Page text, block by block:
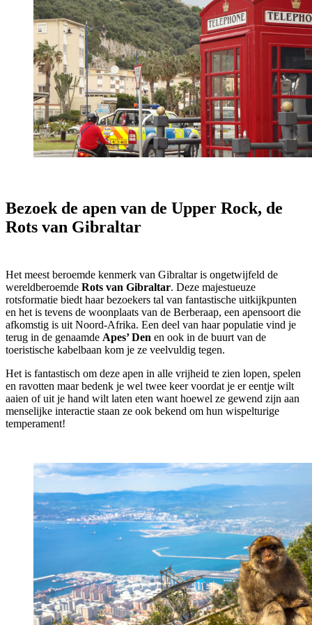
Bezoek de apen van de Upper Rock, de
Rots van Gibraltar
Het meest beroemde kenmerk van Gibraltar is ongetwijfeld de
wereldberoemde Rots van Gibraltar. Deze majestueuze
rotsformatie biedt haar bezoekers tal van fantastische uitkijkpunten
en het is tevens de woonplaats van de Berberaap, een apensoort die
afkomstig is uit Noord-Afrika. Een deel van haar populatie vind je
terug in de genaamde Apes’ Den en ook in de buurt van de
toeristische kabelbaan kom je ze veelvuldig tegen.
Het is fantastisch om deze apen in alle vrijheid te zien lopen, spelen
en ravotten maar bedenk je wel twee keer voordat je er eentje wilt
aaien of uit je hand wilt laten eten want hoewel ze gewend zijn aan
menselijke interactie staan ze ook bekend om hun wispelturige
temperament!